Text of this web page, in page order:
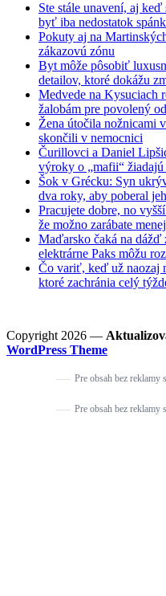
Ste stále unavení, aj
byť iba nedostatok
Pokuty aj na
zákazovú zónu
Byt môže pôsobiť
detailov, ktoré dokážu
Medvede na Kysuciach
žalobám pre povolený
Žena útočila nožnicami
skončili v nemocnici
Čurillovci a Daniel
výroky o „mafii“
Šok v Grécku: Syn
dva roky, aby poberal
Pracujete dobre, no
že možno zarábate
Maďarsko čaká na dážď
elektrárne Paks môžu
Čo variť, keď už naozaj
ktoré zachránia celý
Copyright 2026 —
WordPress Theme
Pre obsah bez reklamy